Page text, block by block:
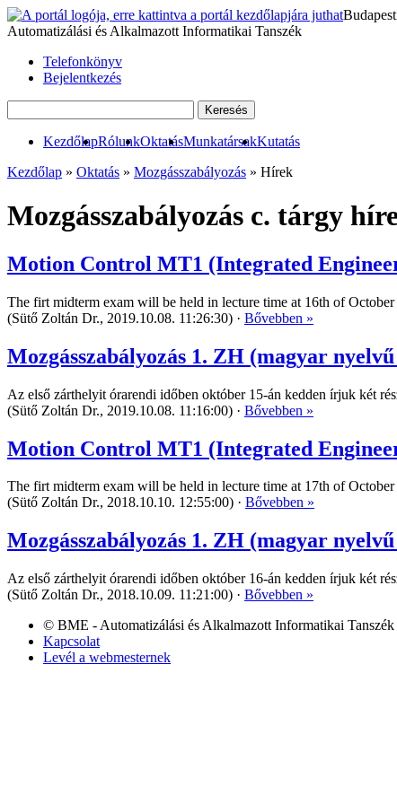
Automatizálási és Alkalmazott Informatikai Tanszék
Telefonkönyv
Bejelentkezés
KezdőlapRólunkOktatásMunkatársakKutatás
Kezdőlap » Oktatás » Mozgásszabályozás » Hírek
Mozgásszabályozás c. tárgy
Motion Control MT1 (Integrated
The firt midterm exam will be held in lecture time at 16th of
(Sütő Zoltán Dr., 2019.10.08. 11:26:30) · Bővebben »
Mozgásszabályozás 1. ZH (magyar
Az első zárthelyit órarendi időben október 15-án kedden írjuk két
(Sütő Zoltán Dr., 2019.10.08. 11:16:00) · Bővebben »
Motion Control MT1 (Integrated
The firt midterm exam will be held in lecture time at 17th of
(Sütő Zoltán Dr., 2018.10.10. 12:55:00) · Bővebben »
Mozgásszabályozás 1. ZH (magyar
Az első zárthelyit órarendi időben október 16-án kedden írjuk két
(Sütő Zoltán Dr., 2018.10.09. 11:21:00) · Bővebben »
© BME - Automatizálási és Alkalmazott Informatikai Tanszék
Kapcsolat
Levél a webmesternek